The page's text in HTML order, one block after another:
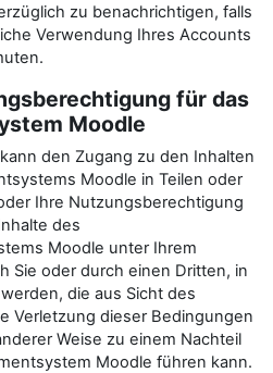
zu benachrichtigen, falls
Verwendung Ihres Accounts
für das
Moodle
den Zugang zu den Inhalten
Moodle in Teilen oder
Ihre Nutzungsberechtigung
des
Moodle unter Ihrem
Sie oder durch einen Dritten, in
die aus Sicht des
Verletzung dieser Bedingungen
Weise zu einem Nachteil
Moodle führen kann.